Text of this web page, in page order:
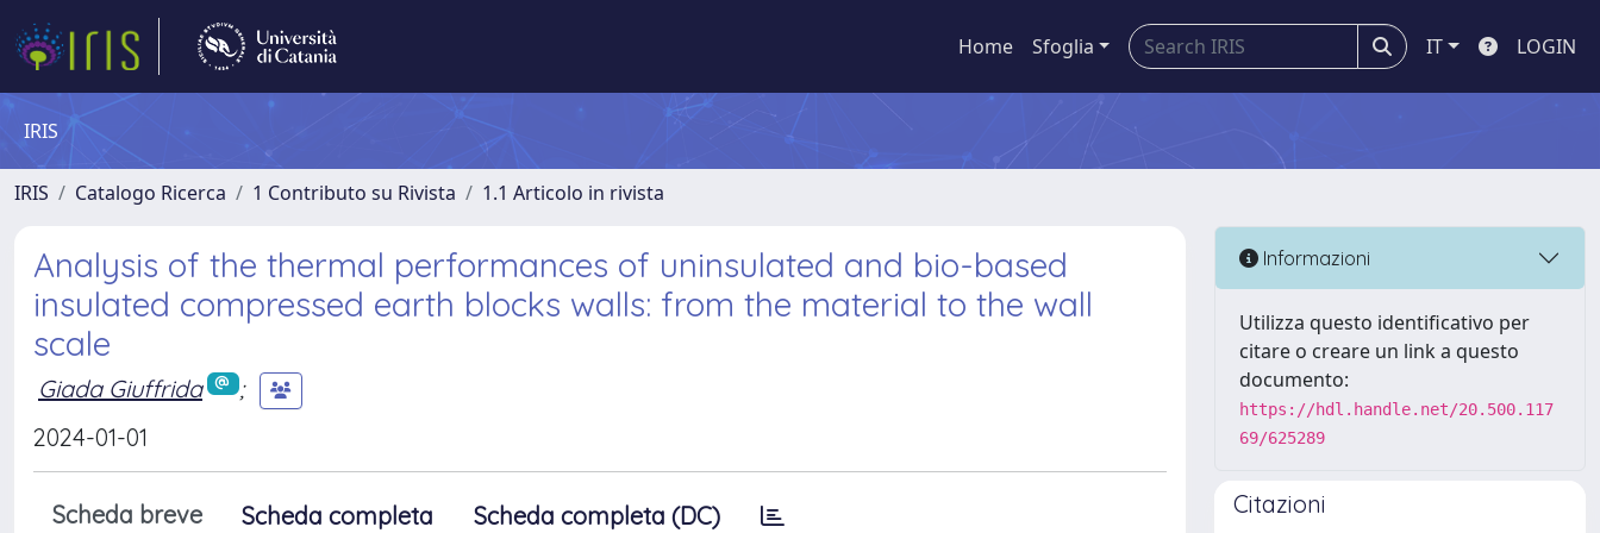
Home Sfoglia IT LOGIN
IRIS
IRIS Catalogo Ricerca 1 Contributo su Rivista 1.1 Articolo in rivista
Analysis of the thermal performances of uninsulated and bio-based
insulated compressed earth blocks walls: from the material to the wall
scale
Giada Giuffrida
;
2024-01-01
Scheda breve Scheda completa Scheda completa (DC)
Informazioni
Utilizza questo identificativo per
citare o creare un link a questo
documento:
https://hdl.handle.net/20.500.117
69/625289
Citazioni